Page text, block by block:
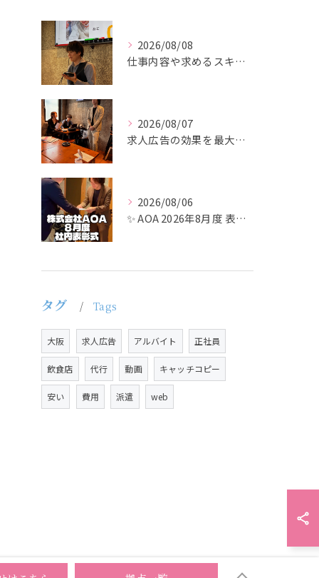
2026/08/08
仕事内容や求めるスキルを明確にし、ターゲット層に響くメッセー...
2026/08/07
求人広告の効果を最大化するために最も重要なのは、掲載タイミン...
2026/08/06
✨ AOA 2026年8月度 表彰式レポート ✨
タグ Tags
大阪 求人広告 アルバイト 正社員
飲食店 代行 動画 キャッチコピー
安い 費用 派遣 web